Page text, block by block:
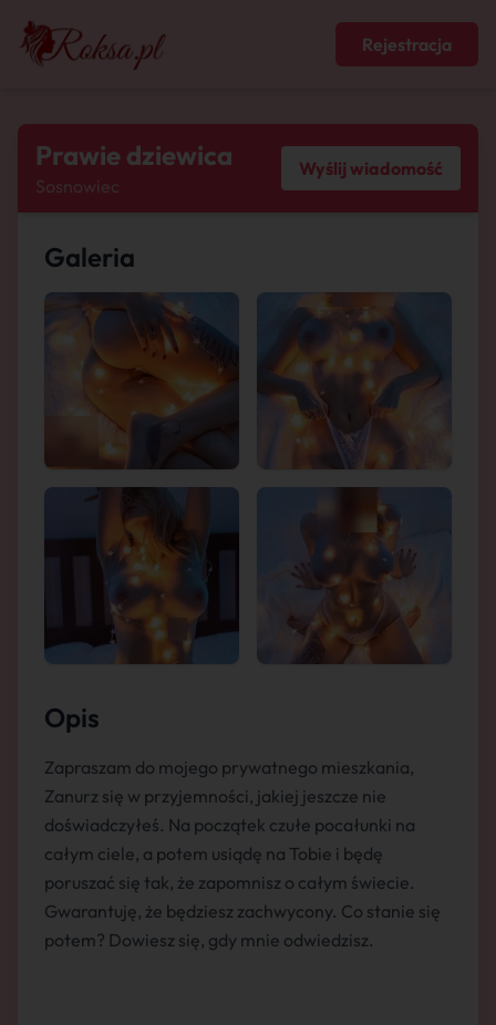
Rejestracja
Prawie dziewica
Sosnowiec
Wyślij wiadomość
Galeria
Opis
Zapraszam do mojego prywatnego mieszkania,
Zanurz się w przyjemności, jakiej jeszcze nie
doświadczyłeś. Na początek czułe pocałunki na
całym ciele, a potem usiądę na Tobie i będę
poruszać się tak, że zapomnisz o całym świecie.
Gwarantuję, że będziesz zachwycony. Co stanie się
potem? Dowiesz się, gdy mnie odwiedzisz.